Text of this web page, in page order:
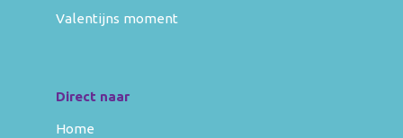
Valentijns moment
Direct naar
Home